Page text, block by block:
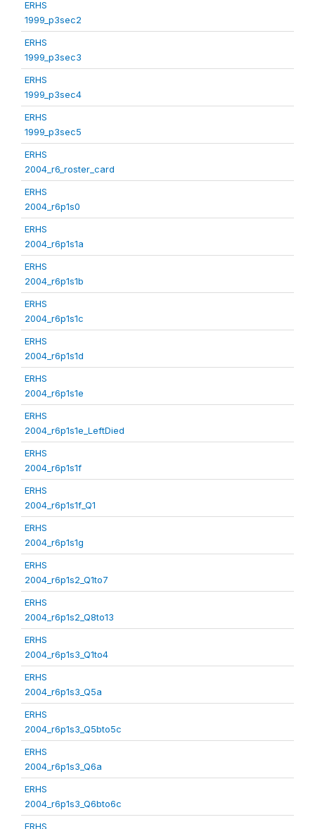
ERHS
1999_p3sec2
ERHS
1999_p3sec3
ERHS
1999_p3sec4
ERHS
1999_p3sec5
ERHS
2004_r6_roster_card
ERHS
2004_r6p1s0
ERHS
2004_r6p1s1a
ERHS
2004_r6p1s1b
ERHS
2004_r6p1s1c
ERHS
2004_r6p1s1d
ERHS
2004_r6p1s1e
ERHS
2004_r6p1s1e_LeftDied
ERHS
2004_r6p1s1f
ERHS
2004_r6p1s1f_Q1
ERHS
2004_r6p1s1g
ERHS
2004_r6p1s2_Q1to7
ERHS
2004_r6p1s2_Q8to13
ERHS
2004_r6p1s3_Q1to4
ERHS
2004_r6p1s3_Q5a
ERHS
2004_r6p1s3_Q5bto5c
ERHS
2004_r6p1s3_Q6a
ERHS
2004_r6p1s3_Q6bto6c
ERHS